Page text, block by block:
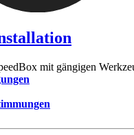
mit gängigen